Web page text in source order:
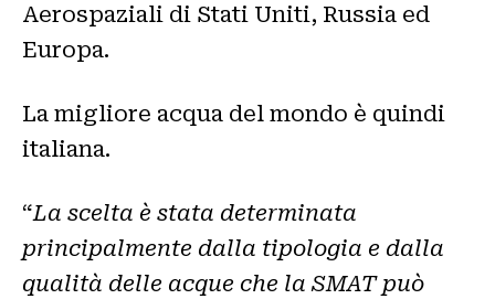
Aerospaziali di Stati Uniti, Russia ed
Europa.
La migliore acqua del mondo è quindi
italiana.
“La scelta è stata determinata
principalmente dalla tipologia e dalla
qualità delle acque che la SMAT può